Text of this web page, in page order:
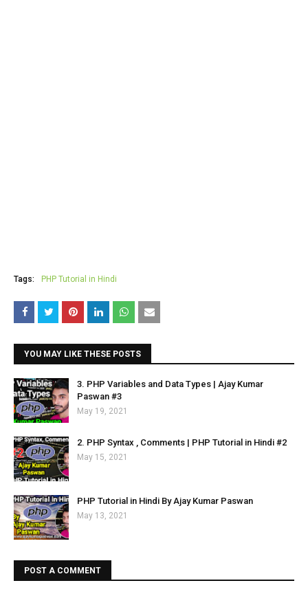
Tags: PHP Tutorial in Hindi
YOU MAY LIKE THESE POSTS
3. PHP Variables and Data Types | Ajay Kumar
Paswan #3
May 19, 2021
2. PHP Syntax , Comments | PHP Tutorial in Hindi #2
May 15, 2021
PHP Tutorial in Hindi By Ajay Kumar Paswan
May 13, 2021
POST A COMMENT